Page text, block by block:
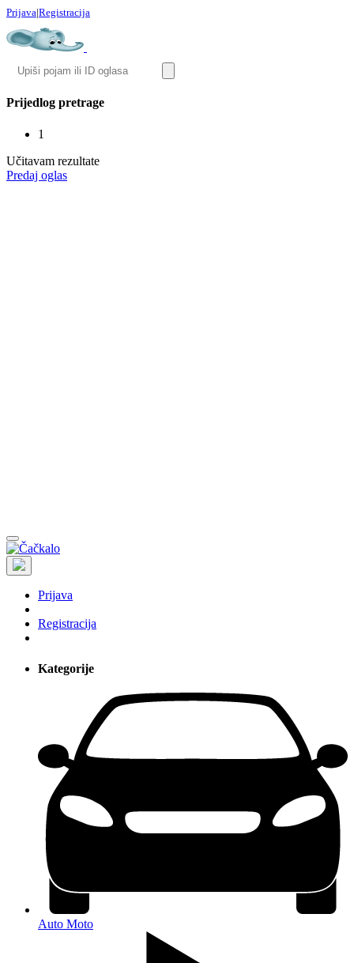
Prijava|Registracija
Prijedlog pretrage
1
Učitavam rezultate
Predaj oglas
Prijava
Registracija
Kategorije
Auto Moto